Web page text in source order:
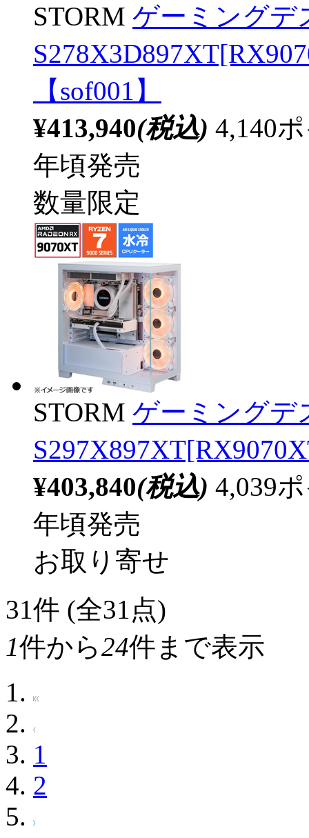
STORM ゲーミングデ
【sof001】
¥413,940(税込) 4,140
年頃発売
数量限定
STORM ゲーミングデ
¥403,840(税込) 4,039
年頃発売
お取り寄せ
31件 (全31点)
1件から24件まで表示
1
2